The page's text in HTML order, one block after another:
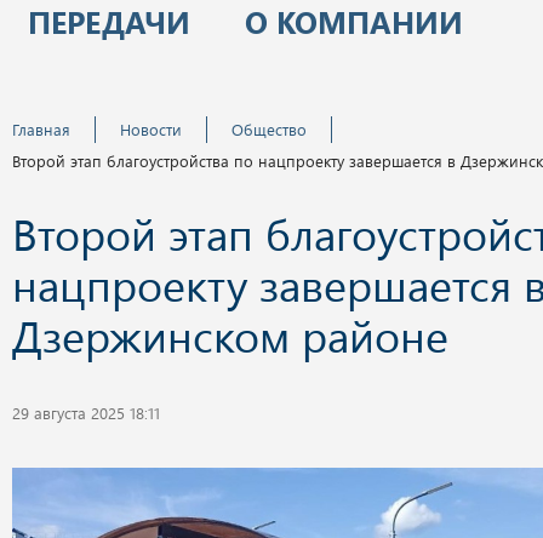
ПЕРЕДАЧИ
О КОМПАНИИ
Главная Новости
Общество
Второй этап благоустройства по нацпроекту завершается в
Второй этап
нацпроекту завершается
Дзержинском районе
29 августа 2025 18:11